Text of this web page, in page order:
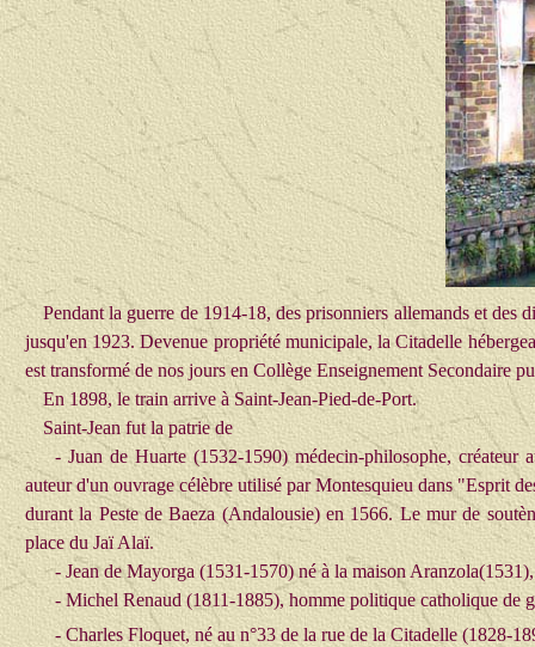
Pendant la guerre de 1914-18, des prisonniers allemands et
jusqu'en 1923. Devenue propriété municipale, la Citadelle
est transformé de nos jours en Collège Enseignement Secondaire
En 1898, le train arrive à Saint-Jean-Pied-de-Port.
Saint-Jean fut la patrie de
- Juan de Huarte (1532-1590) médecin-philosophe, créateur
auteur d'un ouvrage célèbre utilisé par Montesquieu dans "Esprit
durant la Peste de Baeza (Andalousie) en1566. Le mur de
place du Jaï Alaï.
- Jean de Mayorga (1531-1570) né à la maison
- Michel Renaud (1811-1885), homme politique catholique de
- Charles Floquet, né au n°33 de la rue de la Citadelle (1828-